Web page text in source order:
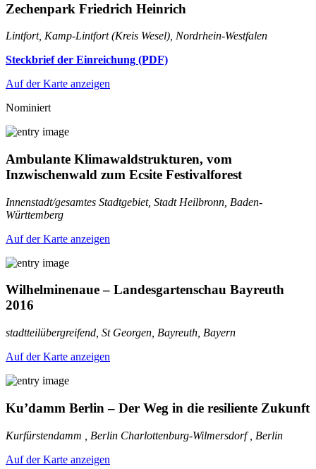
Zechenpark Friedrich Heinrich
Lintfort, Kamp-Lintfort (Kreis Wesel), Nordrhein-Westfalen
Steckbrief der Einreichung (PDF)
Auf der Karte anzeigen
Nominiert
Ambulante Klimawaldstrukturen, vom
Inzwischenwald zum Ecsite Festivalforest
Innenstadt/gesamtes Stadtgebiet, Stadt Heilbronn, Baden-
Württemberg
Auf der Karte anzeigen
Wilhelminenaue – Landesgartenschau Bayreuth
2016
stadtteilübergreifend, St Georgen, Bayreuth, Bayern
Auf der Karte anzeigen
Ku’damm Berlin – Der Weg in die resiliente Zukunft
Kurfürstendamm , Berlin Charlottenburg-Wilmersdorf , Berlin
Auf der Karte anzeigen